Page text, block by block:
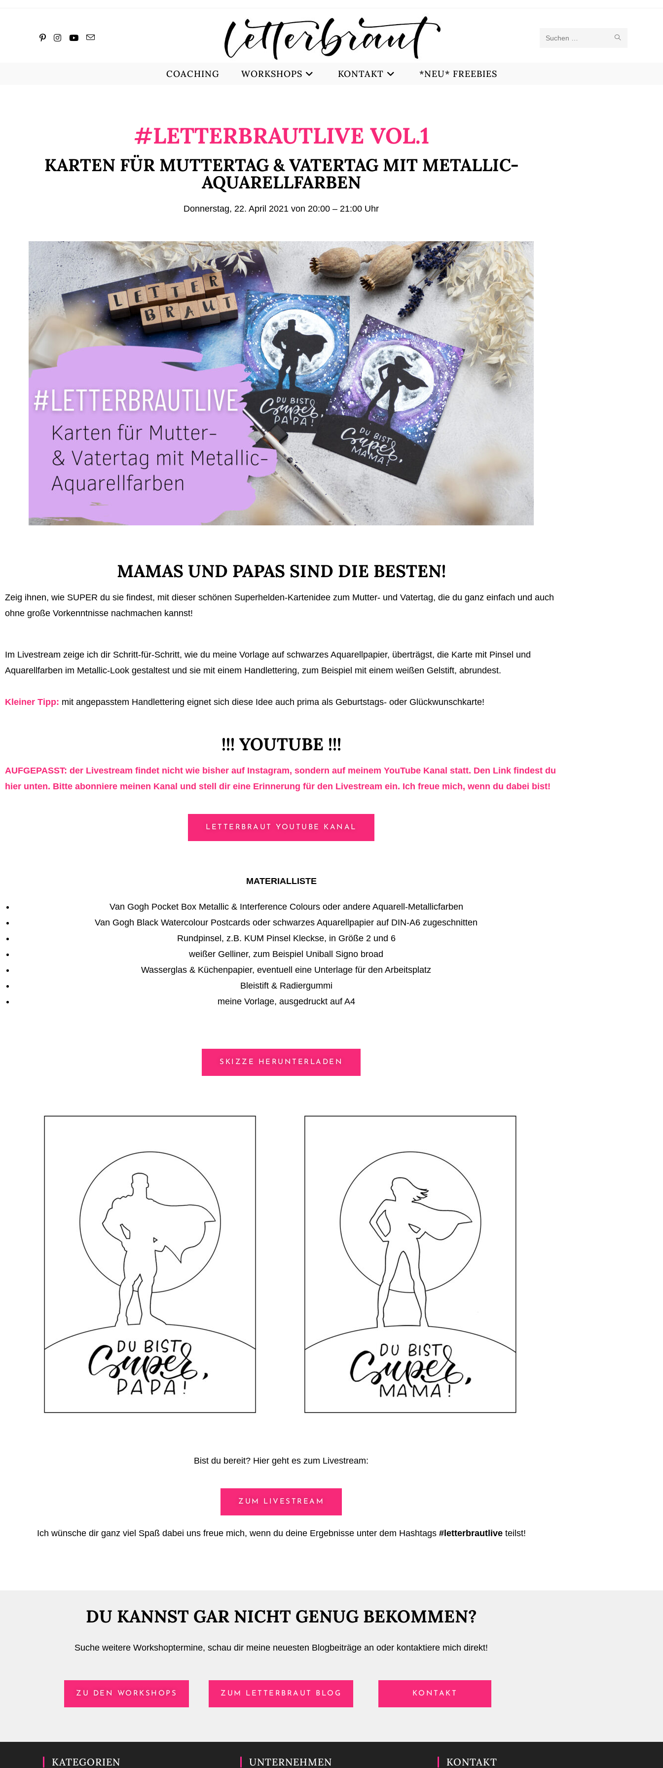
Diese
COACHING WORKSHOPS KONTAKT *NEU* FREEBIES
#LETTERBRAUTLIVE VOL.1
KARTEN FÜR MUTTERTAG & VATERTAG MIT METALLIC-
AQUARELLFARBEN
Donnerstag, 22. April 2021 von 20:00 – 21:00 Uhr
MAMAS UND PAPAS SIND DIE BESTEN!
Zeig ihnen, wie SUPER du sie findest, mit dieser schönen Superhelden-Kartenidee zum Mutter- und Vatertag, die du ganz einfach und auch
ohne große Vorkenntnisse nachmachen kannst!
Im Livestream zeige ich dir Schritt-für-Schritt, wie du meine Vorlage auf schwarzes Aquarellpapier, überträgst, die Karte mit Pinsel und
Aquarellfarben im Metallic-Look gestaltest und sie mit einem Handlettering, zum Beispiel mit einem weißen Gelstift, abrundest.
Kleiner Tipp: mit angepasstem Handlettering eignet sich diese Idee auch prima als Geburtstags- oder Glückwunschkarte!
!!! YOUTUBE !!!
AUFGEPASST: der Livestream findet nicht wie bisher auf Instagram, sondern auf meinem YouTube Kanal statt. Den Link findest du
hier unten. Bitte abonniere meinen Kanal und stell dir eine Erinnerung für den Livestream ein. Ich freue mich, wenn du dabei bist!
LETTERBRAUT YOUTUBE KANAL
MATERIALLISTE
Van Gogh Pocket Box Metallic & Interference Colours oder andere Aquarell-Metallicfarben
Van Gogh Black Watercolour Postcards oder schwarzes Aquarellpapier auf DIN-A6 zugeschnitten
Rundpinsel, z.B. KUM Pinsel Kleckse, in Größe 2 und 6
weißer Gelliner, zum Beispiel Uniball Signo broad
Wasserglas & Küchenpapier, eventuell eine Unterlage für den Arbeitsplatz
Bleistift & Radiergummi
meine Vorlage, ausgedruckt auf A4
SKIZZE HERUNTERLADEN
Bist du bereit? Hier geht es zum Livestream:
ZUM LIVESTREAM
Ich wünsche dir ganz viel Spaß dabei uns freue mich, wenn du deine Ergebnisse unter dem Hashtags#letterbrautliveteilst!
DU KANNST GAR NICHT GENUG BEKOMMEN?
Suche weitere Workshoptermine, schau dir meine neuesten Blogbeiträge an oder kontaktiere mich direkt!
ZU DEN WORKSHOPS ZUM LETTERBRAUT BLOG KONTAKT
KATEGORIEN UNTERNEHMEN KONTAKT